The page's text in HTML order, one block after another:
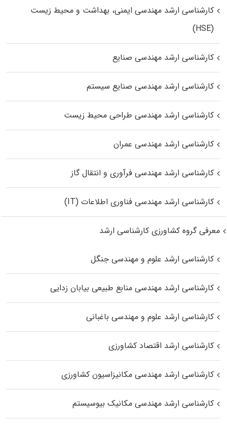
کارشناسی ارشد مهندسی ایمنی، بهداشت و محیط زیست
(HSE)
کارشناسی ارشد مهندسی صنایع
کارشناسی ارشد مهندسی صنایع سیستم
کارشناسی ارشد مهندسی طراحی محیط زیست
کارشناسی ارشد مهندسی عمران
کارشناسی ارشد مهندسی فرآوری و انتقال گاز
کارشناسی ارشد مهندسی فناوری اطلاعات (IT)
معرفی گروه کشاورزی کارشناسی ارشد
کارشناسی ارشد علوم و مهندسی جنگل
کارشناسی ارشد مهندسی منابع طبیعی بیابان زدایی
کارشناسی ارشد علوم و مهندسی باغبانی
کارشناسی ارشد اقتصاد کشاورزی
کارشناسی ارشد مهندسی مکانیزاسیون کشاورزی
کارشناسی ارشد مهندسی مکانیک بیوسیستم